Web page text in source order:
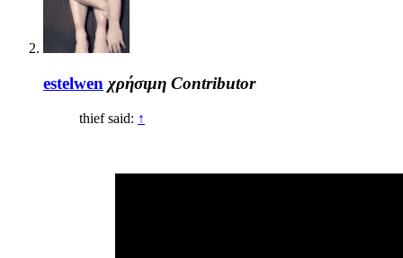
estelwen χρήσιμη Contributor
thief said: ↑